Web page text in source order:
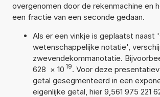
overgenomen door de rekenmachine en
een fractie van een seconde gedaan.
Als er een vinkje is geplaatst naast
wetenschappelijke notatie',
zwevendekommanotatie.
628 × 10 19. Voor deze
getal gesegmenteerd in een
eigenlijke getal, hier 9,561 975 221